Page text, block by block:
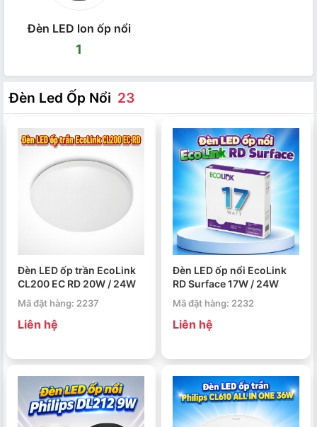
Đèn LED lon ốp nổi
1
Đèn Led Ốp Nổi 23
Đèn LED ốp trần EcoLink
CL200 EC RD 20W / 24W
Mã đặt hàng: 2237
Liên hệ
Đèn LED ốp nổi EcoLink
RD Surface 17W / 24W
Mã đặt hàng: 2232
Liên hệ